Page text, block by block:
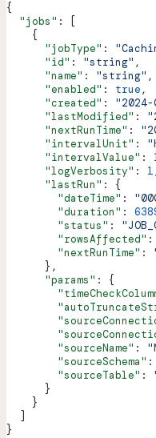
{
  "jobs"
: [
    {
      "jobType"
:
      "id"
: "string" ,
      "name"
: "string" ,
      "enabled"
: true,
      "created"
: "2024-
      "lastModified"
:
      "nextRunTime"
:
      "intervalUnit"
:
      "intervalValue"
:
      "logVerbosity"
: 1
      "lastRun"
: {
        "dateTime"
:
        "duration"
:
        "status"
:
        "rowsAffected"
:
        "nextRunTime"
:
      },
      "params"
: {
        "sourceName"
:
        "sourceSchema"
:
        "sourceTable"
:
      }
    }
  ]
}